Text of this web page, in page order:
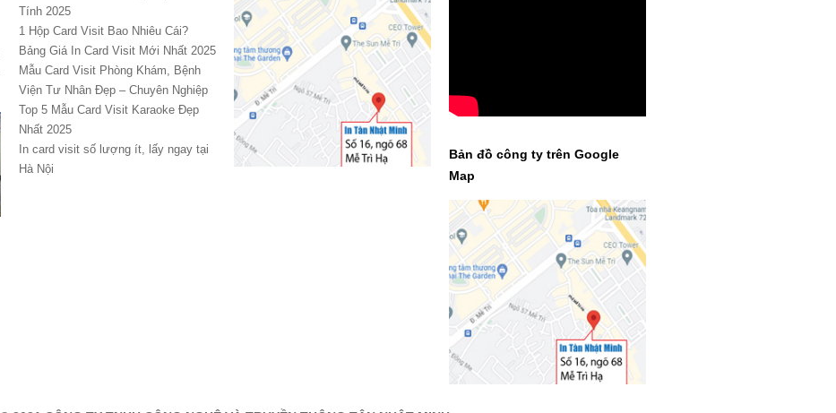
Tính 2025
1 Hộp Card Visit Bao Nhiêu Cái?
Bảng Giá In Card Visit Mới Nhất 2025
Mẫu Card Visit Phòng Khám, Bệnh
Viện Tư Nhân Đẹp – Chuyên Nghiệp
Top 5 Mẫu Card Visit Karaoke Đẹp
Nhất 2025
In card visit số lượng ít, lấy ngay tại
Hà Nội
Bản đồ công ty trên Google
Map